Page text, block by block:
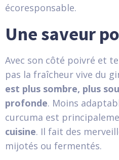
écoresponsable.
Une saveur
Avec son côté poivré et
pas la fraîcheur vive du
est plus sombre, plus
profonde. Moins
curcuma est
cuisine. Il fait des
mijotés ou fermentés.